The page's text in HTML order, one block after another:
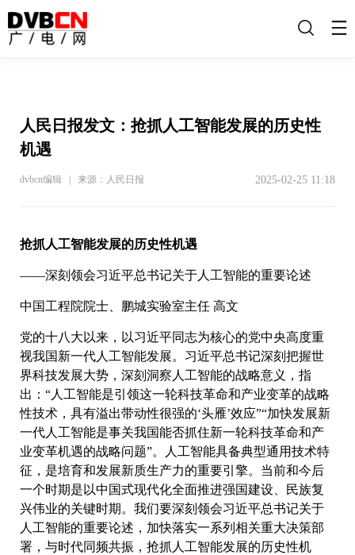
搜
人民日报发文：抢抓人工智能发展的历史性
机遇
dvbcn编辑 | 来源：人民日报 2025-02-25 11:18
抢抓人工智能发展的历史性机遇
——深刻领会习近平总书记关于人工智能的重要论述
中国工程院院士、鹏城实验室主任 高文
党的十八大以来，以习近平同志为核心的党中央高度重
视我国新一代人工智能发展。习近平总书记深刻把握世
界科技发展大势，深刻洞察人工智能的战略意义，指
出：“人工智能是引领这一轮科技革命和产业变革的战略
性技术，具有溢出带动性很强的‘头雁’效应”“加快发展新
一代人工智能是事关我国能否抓住新一轮科技革命和产
业变革机遇的战略问题”。人工智能具备典型通用技术特
征，是培育和发展新质生产力的重要引擎。当前和今后
一个时期是以中国式现代化全面推进强国建设、民族复
兴伟业的关键时期。我们要深刻领会习近平总书记关于
人工智能的重要论述，加快落实一系列相关重大决策部
署，与时代同频共振，抢抓人工智能发展的历史性机